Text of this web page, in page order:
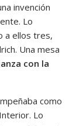
invención
Lo
a ellos tres,
Una mesa
con la
como
Lo